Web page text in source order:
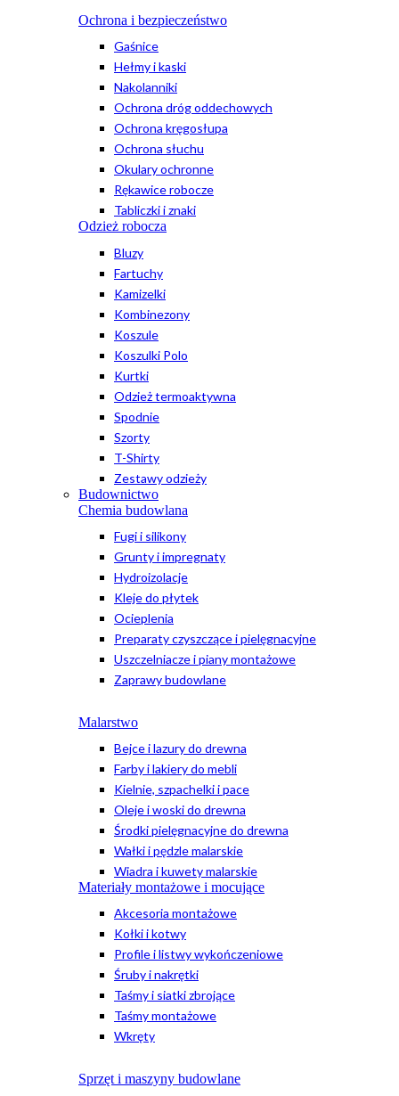
Ochrona i bezpieczeństwo
Gaśnice
Hełmy i kaski
Nakolanniki
Ochrona dróg oddechowych
Ochrona kręgosłupa
Ochrona słuchu
Okulary ochronne
Rękawice robocze
Tabliczki i znaki
Odzież robocza
Bluzy
Fartuchy
Kamizelki
Kombinezony
Koszule
Koszulki Polo
Kurtki
Odzież termoaktywna
Spodnie
Szorty
T-Shirty
Zestawy odzieży
Budownictwo
Chemia budowlana
Fugi i silikony
Grunty i impregnaty
Hydroizolacje
Kleje do płytek
Ocieplenia
Preparaty czyszczące i pielęgnacyjne
Uszczelniacze i piany montażowe
Zaprawy budowlane
Malarstwo
Bejce i lazury do drewna
Farby i lakiery do mebli
Kielnie, szpachelki i pace
Oleje i woski do drewna
Środki pielęgnacyjne do drewna
Wałki i pędzle malarskie
Wiadra i kuwety malarskie
Materiały montażowe i mocujące
Akcesoria montażowe
Kołki i kotwy
Profile i listwy wykończeniowe
Śruby i nakrętki
Taśmy i siatki zbrojące
Taśmy montażowe
Wkręty
Sprzęt i maszyny budowlane